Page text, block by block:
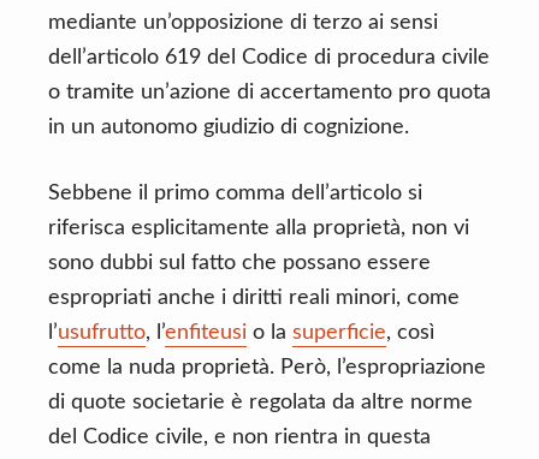
mediante un’opposizione di terzo ai sensi
dell’articolo 619 del Codice di procedura civile
o tramite un’azione di accertamento pro quota
in un autonomo giudizio di cognizione.
Sebbene il primo comma dell’articolo si
riferisca esplicitamente alla proprietà, non vi
sono dubbi sul fatto che possano essere
espropriati anche i diritti reali minori, come
l’usufrutto, l’enfiteusi o la superficie, così
come la nuda proprietà. Però, l’espropriazione
di quote societarie è regolata da altre norme
del Codice civile, e non rientra in questa